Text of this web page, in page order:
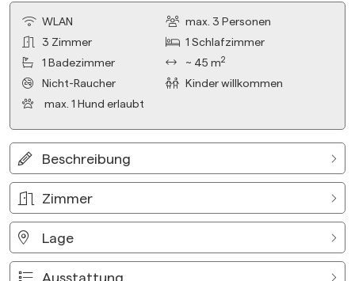
WLAN max. 3 Personen
3 Zimmer 1Schlafzimmer
1 Badezimmer ~ 45 m2
Nicht-Raucher
Kinder willkommen
max. 1 Hund erlaubt
Beschreibung
Zimmer
Lage
Ausstattung